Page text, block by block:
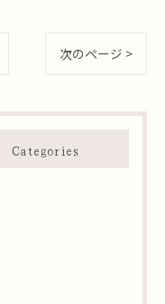
次のページ >
Categories